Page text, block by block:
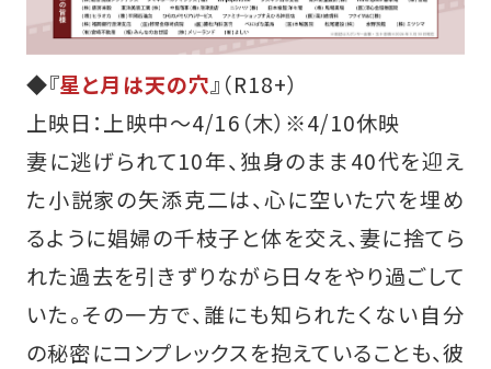
◆『星と月は天の穴』（R18+）
上映日：上映中～4/16（木）※4/10休映
妻に逃げられて10年、独身のまま40代を迎え
た小説家の矢添克二は、心に空いた穴を埋め
るように娼婦の千枝子と体を交え、妻に捨てら
れた過去を引きずりながら日々をやり過ごして
いた。その一方で、誰にも知られたくない自分
の秘密にコンプレックスを抱えていることも、彼